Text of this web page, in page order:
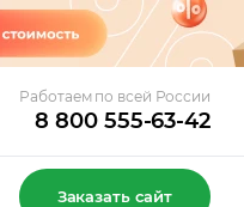
Работаем по всей России
8 800 555-63-42
Заказать сайт